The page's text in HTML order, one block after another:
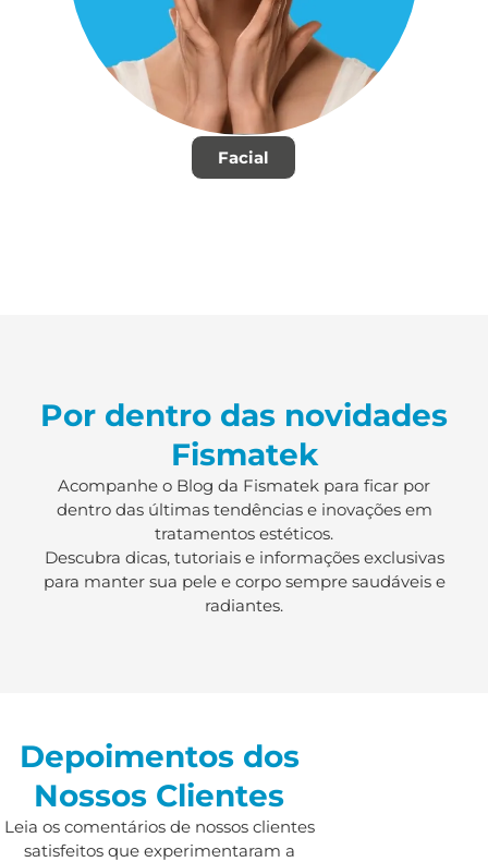
Facial
Por dentro das novidades
Fismatek
Acompanhe o Blog da Fismatek para ficar por
dentro das últimas tendências e inovações em
tratamentos estéticos.
Descubra dicas, tutoriais e informações exclusivas
para manter sua pele e corpo sempre saudáveis e
radiantes.
Depoimentos dos
Nossos Clientes
Leia os comentários de nossos clientes
satisfeitos que experimentaram a